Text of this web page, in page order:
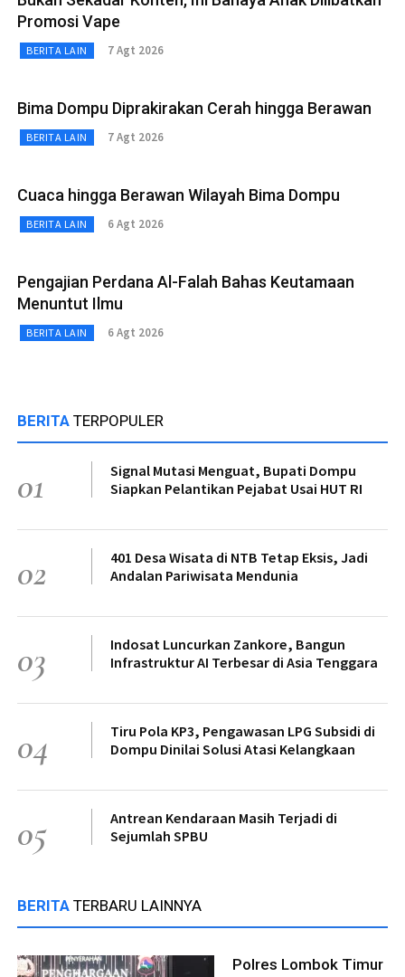
Promosi Vape
BERITA LAIN 7 Agt 2026
Bima Dompu Diprakirakan Cerah hingga Berawan
BERITA LAIN 7 Agt 2026
Cuaca hingga Berawan Wilayah Bima Dompu
BERITA LAIN 6 Agt 2026
Pengajian Perdana Al-Falah Bahas Keutamaan
Menuntut Ilmu
BERITA LAIN 6 Agt 2026
BERITA TERPOPULER
01
Signal Mutasi Menguat, Bupati Dompu
Siapkan Pelantikan Pejabat Usai HUT RI
02
401 Desa Wisata di NTB Tetap Eksis, Jadi
Andalan Pariwisata Mendunia
03
Indosat Luncurkan Zankore, Bangun
Infrastruktur AI Terbesar di Asia Tenggara
04
Tiru Pola KP3, Pengawasan LPG Subsidi di
Dompu Dinilai Solusi Atasi Kelangkaan
05
Antrean Kendaraan Masih Terjadi di
Sejumlah SPBU
BERITA TERBARU LAINNYA
Polres Lombok Timur